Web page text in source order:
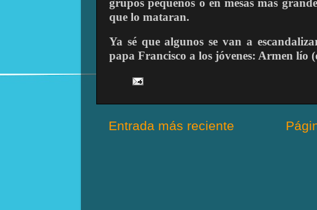
grupos pequeños o en mesas más
que lo mataran.
Ya sé que algunos se van a
papa Francisco a los jóvenes: Armen lío
Entrada más reciente